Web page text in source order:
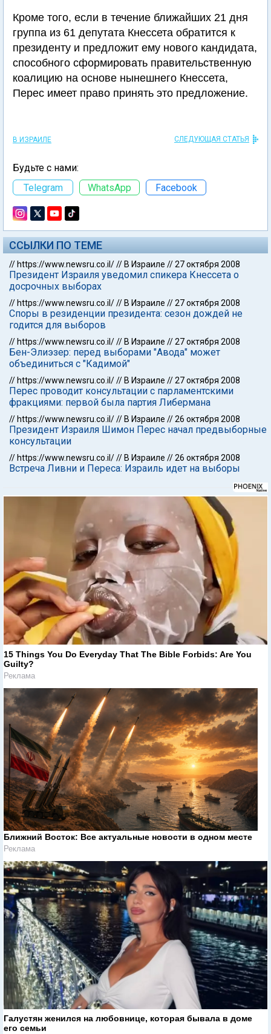
Кроме того, если в течение ближайших 21 дня
группа из 61 депутата Кнессета обратится к
президенту и предложит ему нового кандидата,
способного сформировать правительственную
коалицию на основе нынешнего Кнессета,
Перес имеет право принять это предложение.
В ИЗРАИЛЕ СЛЕДУЮЩАЯ СТАТЬЯ
Будьте с нами:
Telegram
WhatsApp Facebook
ССЫЛКИ ПО ТЕМЕ
// https://www.newsru.co.il/// В Израиле //27 октября 2008
Президент Израиля уведомил спикера Кнессета о
досрочных выборах
// https://www.newsru.co.il/// В Израиле //27 октября 2008
Споры в резиденции президента: сезон дождей не
годится для выборов
// https://www.newsru.co.il/// В Израиле //27 октября 2008
Бен-Элиэзер: перед выборами "Авода" может
объединиться с "Кадимой"
// https://www.newsru.co.il/// В Израиле //27 октября 2008
Перес проводит консультации с парламентскими
фракциями: первой была партия Либермана
// https://www.newsru.co.il/// В Израиле //26 октября 2008
Президент Израиля Шимон Перес начал предвыборные
консультации
// https://www.newsru.co.il/// В Израиле //26 октября 2008
Встреча Ливни и Переса: Израиль идет на выборы
15 Things You Do Everyday That The Bible Forbids: Are You
Guilty?
Реклама
Ближний Восток: Все актуальные новости в одном месте
Реклама
Галустян женился на любовнице, которая бывала в доме
его семьи